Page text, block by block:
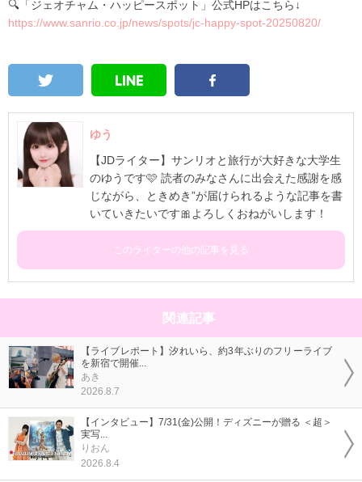
🔍「ジェオチャム・ハッピースポット」公式HPはこちら↓
https://www.sanrio.co.jp/news/spots/jc-happy-spot-20250820/
ゆう
【JDライター】サンリオと旅行が大好きな大学生
のゆうです🩷 読者のみなさんに出会えた感謝を感
じながら、ときめき”が届けられるような記事を書
いていきたいです🎀よろしくおねがいします！
このライターの他の記事を見る
関連記事
【ライブレポート】汐れいら、約3年ぶりのフリーライブ
を新宿で開催...
あき
2026.8.7
【インタビュー】7/31(金)公開！ディズニーが贈る ＜超＞
実写...
りおん
2026.8.4